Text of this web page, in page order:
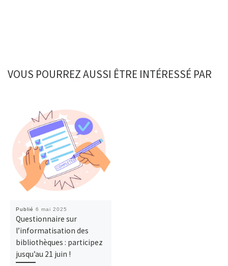
VOUS POURREZ AUSSI ÊTRE INTÉRESSÉ PAR
Publié6 mai 2025
Questionnaire sur
l’informatisation des
bibliothèques : participez
jusqu’au 21 juin !